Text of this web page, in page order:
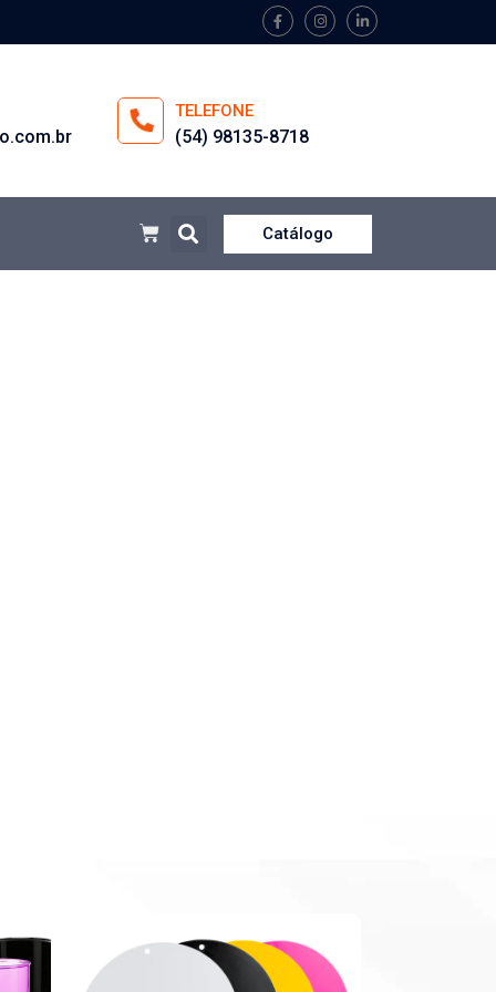
TELEFONE
(54) 98135-8718
Catálogo